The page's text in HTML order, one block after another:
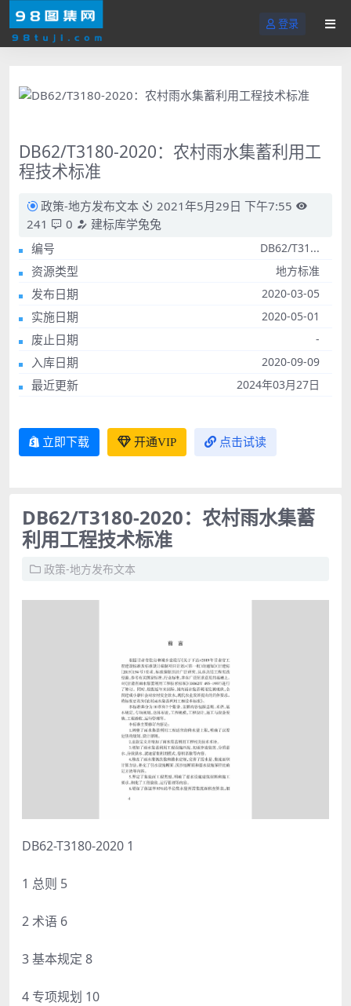
登录
DB62/T3180-2020：农村雨水集蓄利用工
程技术标准
政策-地方发布文本
2021年5月29日 下午7:55
241
0
建标库学兔兔
编号
DB62/T31...
资源类型 地方标准
发布日期 2020-03-05
实施日期 2020-05-01
废止日期 -
入库日期 2020-09-09
最近更新 2024年03月27日
立即下载 开通VIP 点击试读
DB62/T3180-2020：农村雨水集蓄
利用工程技术标准
政策-地方发布文本
DB62-T3180-2020 1
1 总则 5
2 术语 6
3 基本规定 8
4 专项规划 10